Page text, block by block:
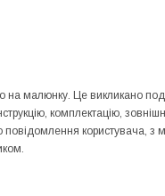
на малюнку. Це викликано
комплектацію,
повідомлення користувача,